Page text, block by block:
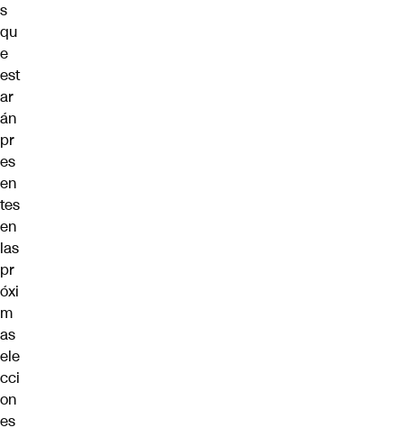
s
qu
e
est
ar
án
pr
es
en
tes
en
las
pr
óxi
m
as
ele
cci
on
es